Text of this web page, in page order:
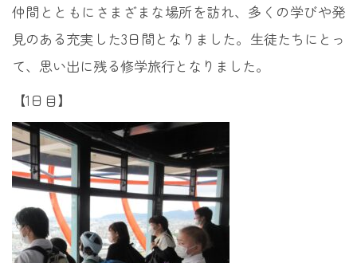
仲間とともにさまざまな場所を訪れ、多くの学びや発
見のある充実した3日間となりました。生徒たちにとっ
て、思い出に残る修学旅行となりました。
【1日目】